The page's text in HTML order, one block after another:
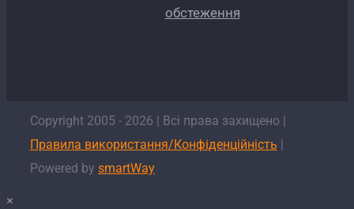
обстеження
Copyright 2005 - 2026 | Всі права захищено |
Правила використання/Конфіденційність |
Powered by smartWay
×